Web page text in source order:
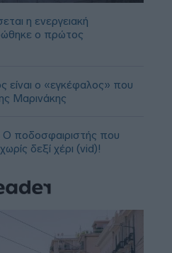
η ενεργειακή
ο πρώτος
είναι ο «εγκέφαλος» που
Μαρινάκης
Ο ποδοσφαιριστής που
δεξί χέρι (vid)!